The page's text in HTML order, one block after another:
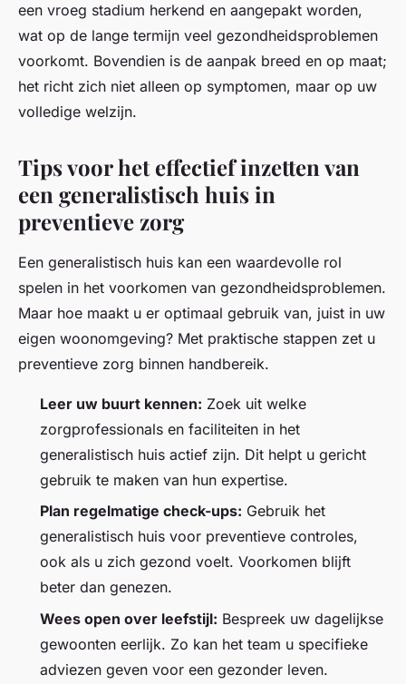
een vroeg stadium herkend en aangepakt worden,
wat op de lange termijn veel gezondheidsproblemen
voorkomt. Bovendien is de aanpak breed en op maat;
het richt zich niet alleen op symptomen, maar op uw
volledige welzijn.
Tips voor het effectief inzetten van
een generalistisch huis in
preventieve zorg
Een generalistisch huis kan een waardevolle rol
spelen in het voorkomen van gezondheidsproblemen.
Maar hoe maakt u er optimaal gebruik van, juist in uw
eigen woonomgeving? Met praktische stappen zet u
preventieve zorg binnen handbereik.
Leer uw buurt kennen: Zoek uit welke
zorgprofessionals en faciliteiten in het
generalistisch huis actief zijn. Dit helpt u gericht
gebruik te maken van hun expertise.
Plan regelmatige check-ups: Gebruik het
generalistisch huis voor preventieve controles,
ook als u zich gezond voelt. Voorkomen blijft
beter dan genezen.
Wees open over leefstijl: Bespreek uw dagelijkse
gewoonten eerlijk. Zo kan het team u specifieke
adviezen geven voor een gezonder leven.